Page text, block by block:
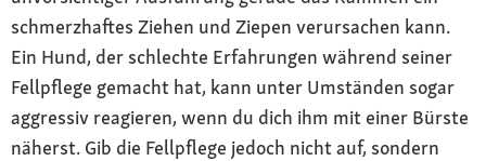
schmerzhaftes Ziehen und Ziepen verursachen kann.
Ein Hund, der schlechte Erfahrungen während seiner
Fellpflege gemacht hat, kann unter Umständen sogar
aggressiv reagieren, wenn du dich ihm mit einer Bürste
näherst. Gib die Fellpflege jedoch nicht auf, sondern